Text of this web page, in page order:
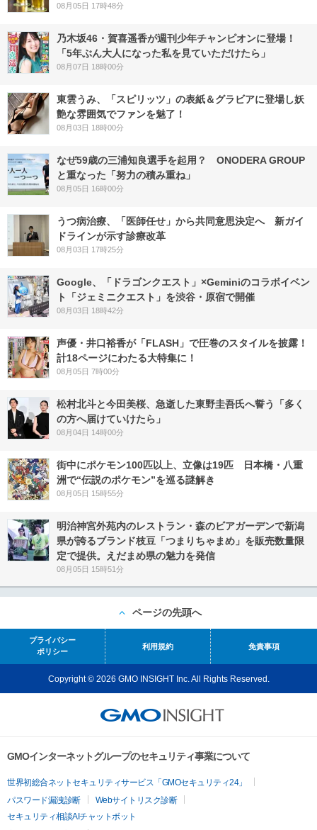
08月05日 17時48分
乃木坂46・賀喜遥香が週刊少年チャンピオンに登場！
「5年ぶん大人になった私を見ていただけたら」
08月07日 18時00分
東雲うみ、「スピリッツ」の表紙＆グラビアに登場し妖
艶な雰囲気でファンを魅了！
08月03日 18時00分
なぜ59歳の三浦知良選手を起用？ ONODERA GROUP
と重なった「努力の積み重ね」
08月05日 16時00分
うつ病治療、「医師任せ」から共同意思決定へ 新ガイ
ドラインが示す診療改革
08月03日 17時25分
Google、「ドラゴンクエスト」×Geminiのコラボイベン
ト「ジェミニクエスト」を渋谷・原宿で開催
08月03日 18時42分
声優・井口裕香が「FLASH」で圧巻のスタイルを披露！
計18ページにわたる大特集に！
08月05日 7時00分
松村北斗と今田美桜、急逝した東野圭吾氏へ誓う「多く
の方へ届けていけたら」
08月04日 14時00分
街中にポケモン100匹以上、立像は19匹 日本橋・八重
洲で“伝説のポケモン”を巡る謎解き
08月05日 15時55分
明治神宮外苑内のレストラン・森のビアガーデンで新潟
県が誇るブランド枝豆「つまりちゃまめ」を販売数量限
定で提供。えだまめ県の魅力を発信
08月05日 15時51分
ページの先頭へ
プライバシー
ポリシー
利用規約 免責事項
Copyright © 2026 GMO INSIGHT Inc. All Rights Reserved.
GMOインターネットグループのセキュリティ事業について
世界初総合ネットセキュリティサービス「GMOセキュリティ24」
パスワード漏洩診断
Webサイトリスク診断
セキュリティ相談AIチャットボット